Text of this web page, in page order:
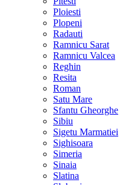
Ploiesti
Plopeni
Radauti
Ramnicu Sarat
Ramnicu Valcea
Reghin
Resita
Roman
Satu Mare
Sfantu Gheorghe
Sibiu
Sigetu Marmatiei
Sighisoara
Simeria
Sinaia
Slatina